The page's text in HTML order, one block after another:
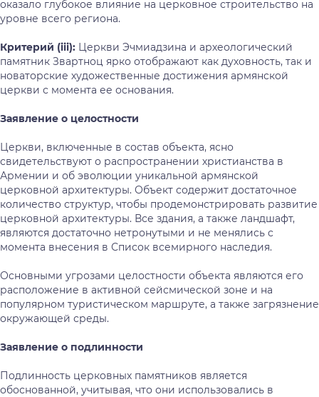
оказало глубокое влияние на церковное строительство на
уровне всего региона.
Критерий (iii): Церкви Эчмиадзина и археологический
памятник Звартноц ярко отображают как духовность, так и
новаторские художественные достижения армянской
церкви с момента ее основания.
Заявление о целостности
Церкви, включенные в состав объекта, ясно
свидетельствуют о распространении христианства в
Армении и об эволюции уникальной армянской
церковной архитектуры. Объект содержит достаточное
количество структур, чтобы продемонстрировать развитие
церковной архитектуры. Все здания, а также ландшафт,
являются достаточно нетронутыми и не менялись с
момента внесения в Список всемирного наследия.
Основными угрозами целостности объекта являются его
расположение в активной сейсмической зоне и на
популярном туристическом маршруте, а также загрязнение
окружающей среды.
Заявление о подлинности
Подлинность церковных памятников является
обоснованной, учитывая, что они использовались в